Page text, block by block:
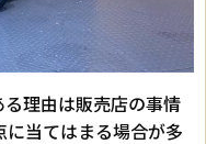
理由は販売店の事情
当てはまる場合が多